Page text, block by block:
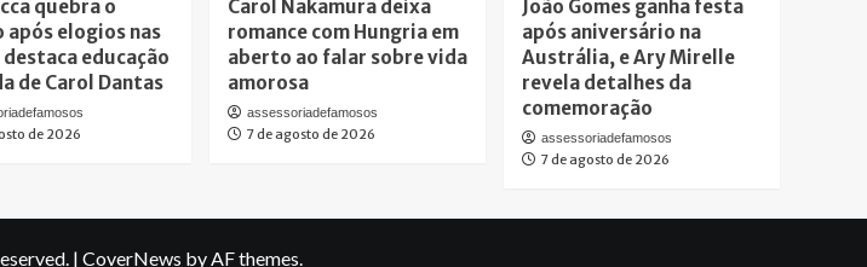
quebra o
após elogios nas
destaca educação
de Carol Dantas
de 2026
Carol Nakamura deixa
romance com Hungria em
aberto ao falar sobre vida
amorosa
assessoriadefamosos
7 de agosto de 2026
João Gomes ganha festa
após aniversário na
Austrália, e Ary Mirelle
revela detalhes da
comemoração
assessoriadefamosos
7 de agosto de 2026
| CoverNews by AF themes.